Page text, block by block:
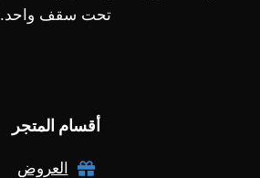
تحت سقف واحد.
أقسام المتجر
العروض